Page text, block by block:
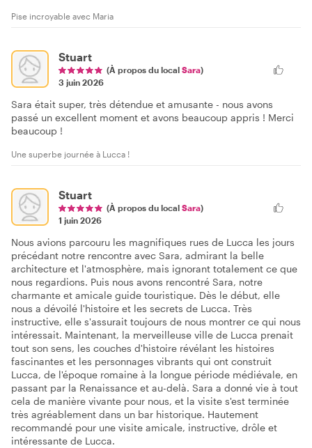
Pise incroyable avec Maria
Stuart
(À propos du local Sara)
3 juin 2026
Sara était super, très détendue et amusante - nous avons
passé un excellent moment et avons beaucoup appris ! Merci
beaucoup !
Une superbe journée à Lucca !
Stuart
(À propos du local Sara)
1 juin 2026
Nous avions parcouru les magnifiques rues de Lucca les jours
précédant notre rencontre avec Sara, admirant la belle
architecture et l'atmosphère, mais ignorant totalement ce que
nous regardions. Puis nous avons rencontré Sara, notre
charmante et amicale guide touristique. Dès le début, elle
nous a dévoilé l'histoire et les secrets de Lucca. Très
instructive, elle s'assurait toujours de nous montrer ce qui nous
intéressait. Maintenant, la merveilleuse ville de Lucca prenait
tout son sens, les couches d'histoire révélant les histoires
fascinantes et les personnages vibrants qui ont construit
Lucca, de l'époque romaine à la longue période médiévale, en
passant par la Renaissance et au-delà. Sara a donné vie à tout
cela de manière vivante pour nous, et la visite s'est terminée
très agréablement dans un bar historique. Hautement
recommandé pour une visite amicale, instructive, drôle et
intéressante de Lucca.